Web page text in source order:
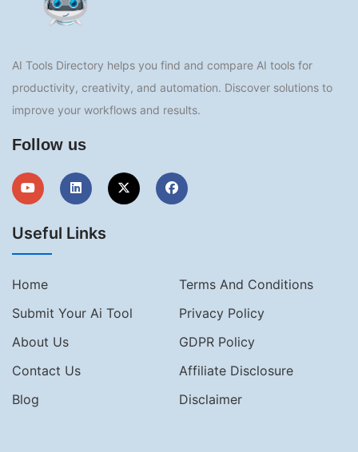
AI Tools Directory helps you find and compare AI tools for
productivity, creativity, and automation. Discover solutions to
improve your workflows and results.
Follow us
Useful Links
Home
Terms And Conditions
Submit Your Ai Tool
Privacy Policy
About Us
GDPR Policy
Contact Us
Affiliate Disclosure
Blog
Disclaimer